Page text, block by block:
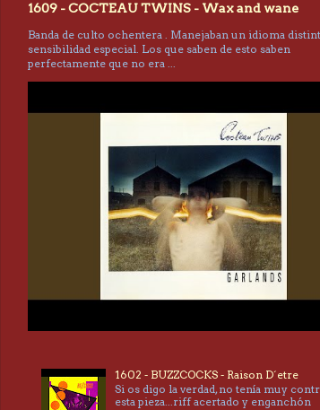
1609 - COCTEAU TWINS - Wax and wane
Banda de culto ochentera . Manejaban un idioma
sensibilidad especial. Los que saben de esto saben
perfectamente que no era ...
1602 - BUZZCOCKS - Raison D´etre
Si os digo la verdad, no tenía muy
esta pieza...riff acertado y enganchón